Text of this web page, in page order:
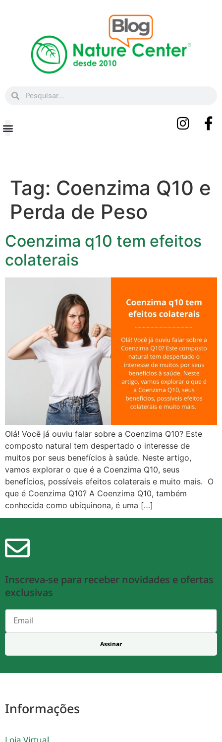
Tag: Coenzima Q10 e
Perda de Peso
Coenzima q10 tem efeitos
colaterais
Olá! Você já ouviu falar sobre a Coenzima Q10? Este
composto natural tem despertado o interesse de
muitos por seus benefícios à saúde. Neste artigo,
vamos explorar o que é a Coenzima Q10, seus
benefícios, possíveis efeitos colaterais e muito mais. O
que é Coenzima Q10? A Coenzima Q10, também
conhecida como ubiquinona, é uma […]
Inscreva-se para receber novidades e ofertas
exclusivas
Assinar
Informações